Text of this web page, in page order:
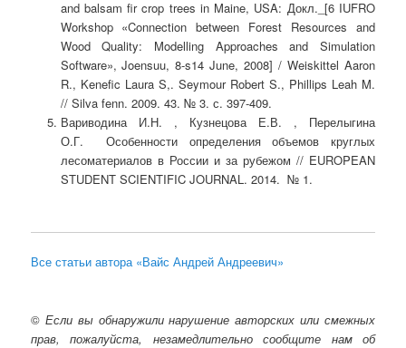
and balsam fir crop trees in Maine, USA: Докл._[6 IUFRO
Workshop «Connection between Forest Resources and
Wood Quality: Modelling Approaches and Simulation
Software», Joensuu, 8-s14 June, 2008] / Weiskittel Aaron
R., Kenefic Laura S,. Seymour Robert S., Phillips Leah M.
// Silva fenn. 2009. 43. № 3. с. 397-409.
Вариводина И.Н. , Кузнецова Е.В. , Перелыгина
О.Г. Особенности определения объемов круглых
лесоматериалов в России и за рубежом // EUROPEAN
STUDENT SCIENTIFIC JOURNAL. 2014. № 1.
Все статьи автора «Вайс Андрей Андреевич»
© Если вы обнаружили нарушение авторских или смежных
прав, пожалуйста, незамедлительно сообщите нам об